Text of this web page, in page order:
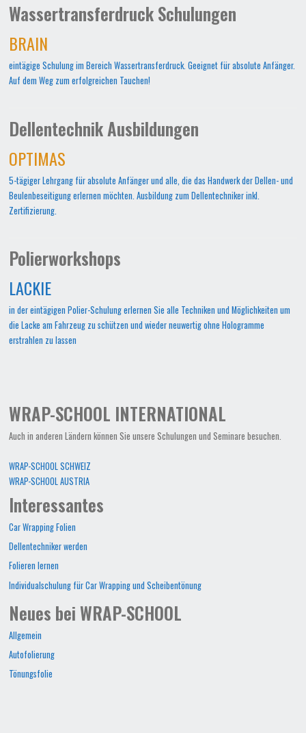
Wassertransferdruck Schulungen
BRAIN
eintägige Schulung im Bereich Wassertransferdruck. Geeignet für absolute Anfänger.
Auf dem Weg zum erfolgreichen Tauchen!
Dellentechnik Ausbildungen
OPTIMAS
5-tägiger Lehrgang für absolute Anfänger und alle, die das Handwerk der Dellen- und
Beulenbeseitigung erlernen möchten. Ausbildung zum Dellentechniker inkl.
Zertifizierung.
Polierworkshops
LACKIE
in der eintägigen Polier-Schulung erlernen Sie alle Techniken und Möglichkeiten um
die Lacke am Fahrzeug zu schützen und wieder neuwertig ohne Hologramme
erstrahlen zu lassen
WRAP-SCHOOL INTERNATIONAL
Auch in anderen Ländern können Sie unsere Schulungen und Seminare besuchen.
WRAP-SCHOOL SCHWEIZ
WRAP-SCHOOL AUSTRIA
Interessantes
Car Wrapping Folien
Dellentechniker werden
Folieren lernen
Individualschulung für Car Wrapping und Scheibentönung
Neues bei WRAP-SCHOOL
Allgemein
Autofolierung
Tönungsfolie